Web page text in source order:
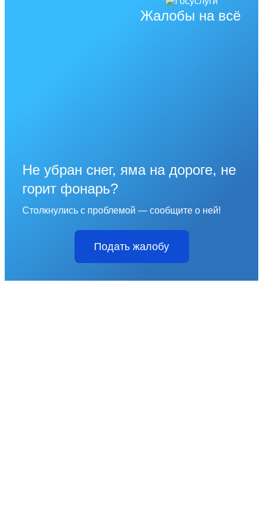
Жалобы на всё
Не убран снег, яма на дороге, не
горит фонарь?
Столкнулись с проблемой — сообщите о ней!
Подать жалобу